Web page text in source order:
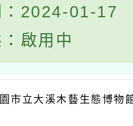
：2024-01-17
啟用中
市立大溪木藝生態博物